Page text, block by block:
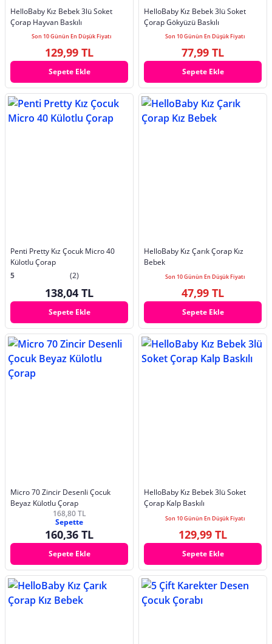
HelloBaby Kız Bebek 3lü Soket
Çorap Hayvan Baskılı
Son 10 Günün En Düşük Fiyatı
129,99 TL
Sepete Ekle
HelloBaby Kız Bebek 3lü Soket
Çorap Gökyüzü Baskılı
Son 10 Günün En Düşük Fiyatı
77,99 TL
Sepete Ekle
Penti Pretty Kız Çocuk Micro 40
Külotlu Çorap
5
(2)
138,04 TL
Sepete Ekle
HelloBaby Kız Çarık Çorap Kız
Bebek
Son 10 Günün En Düşük Fiyatı
47,99 TL
Sepete Ekle
Micro 70 Zincir Desenli Çocuk
Beyaz Külotlu Çorap
168,80 TL
Sepette
160,36 TL
Sepete Ekle
HelloBaby Kız Bebek 3lü Soket
Çorap Kalp Baskılı
Son 10 Günün En Düşük Fiyatı
129,99 TL
Sepete Ekle